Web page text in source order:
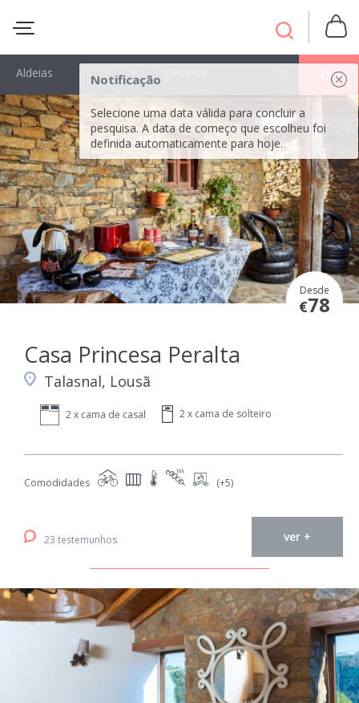
Notificação
Selecione uma data válida para concluir a
pesquisa. A data de começo que escolheu foi
definida automaticamente para hoje.
OK
Aldeias
Desde
€78
Casa Princesa Peralta
Talasnal, Lousã
2 x cama de casal 2 x cama de solteiro
Comodidades (+5)
23 testemunhos ver +